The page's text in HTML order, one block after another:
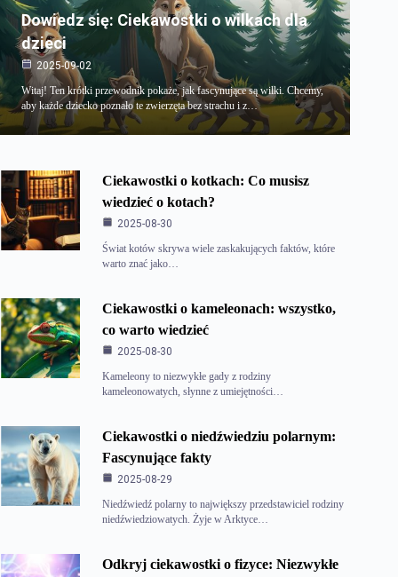
Dowiedz się: Ciekawostki o wilkach dla
dzieci
2025-09-02
Witaj! Ten krótki przewodnik pokaże, jak fascynujące są wilki. Chcemy,
aby każde dziecko poznało te zwierzęta bez strachu i z…
Ciekawostki o kotkach: Co musisz
wiedzieć o kotach?
2025-08-30
Świat kotów skrywa wiele zaskakujących faktów, które
warto znać jako…
Ciekawostki o kameleonach: wszystko,
co warto wiedzieć
2025-08-30
Kameleony to niezwykłe gady z rodziny
kameleonowatych, słynne z umiejętności…
Ciekawostki o niedźwiedziu polarnym:
Fascynujące fakty
2025-08-29
Niedźwiedź polarny to największy przedstawiciel rodziny
niedźwiedziowatych. Żyje w Arktyce…
Odkryj ciekawostki o fizyce: Niezwykłe